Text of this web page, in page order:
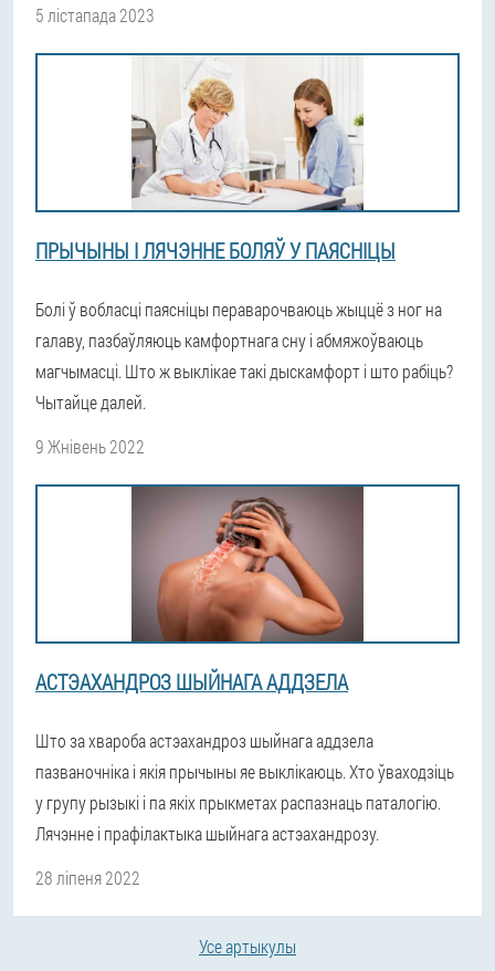
5 лістапада 2023
ПРЫЧЫНЫ І ЛЯЧЭННЕ БОЛЯЎ У ПАЯСНІЦЫ
Болі ў вобласці паясніцы пераварочваюць жыццё з ног на
галаву, пазбаўляюць камфортнага сну і абмяжоўваюць
магчымасці. Што ж выклікае такі дыскамфорт і што рабіць?
Чытайце далей.
9 Жнівень 2022
АСТЭАХАНДРОЗ ШЫЙНАГА АДДЗЕЛА
Што за хвароба астэахандроз шыйнага аддзела
пазваночніка і якія прычыны яе выклікаюць. Хто ўваходзіць
у групу рызыкі і па якіх прыкметах распазнаць паталогію.
Лячэнне і прафілактыка шыйнага астэахандрозу.
28 ліпеня 2022
Усе артыкулы